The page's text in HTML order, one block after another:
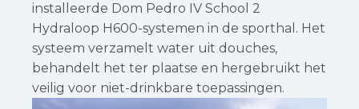
installeerde Dom Pedro IV School 2
Hydraloop H600-systemen in de sporthal. Het
systeem verzamelt water uit douches,
behandelt het ter plaatse en hergebruikt het
veilig voor niet-drinkbare toepassingen.